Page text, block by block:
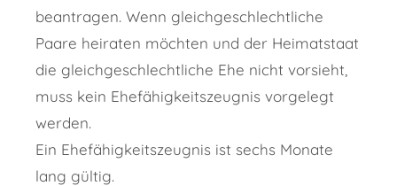
beantragen. Wenn gleichgeschlechtliche
Paare heiraten möchten und der Heimatstaat
die gleichgeschlechtliche Ehe nicht vorsieht,
muss kein Ehefähigkeitszeugnis vorgelegt
werden.
Ein Ehefähigkeitszeugnis ist sechs Monate
lang gültig.